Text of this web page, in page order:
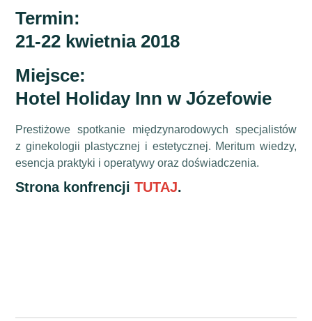
Termin:
21-22 kwietnia 2018
Miejsce:
Hotel Holiday Inn w Józefowie
Prestiżowe spotkanie międzynarodowych specjalistów
z ginekologii plastycznej i estetycznej. Meritum wiedzy,
esencja praktyki i operatywy oraz doświadczenia.
Strona konfrencjiTUTAJ.